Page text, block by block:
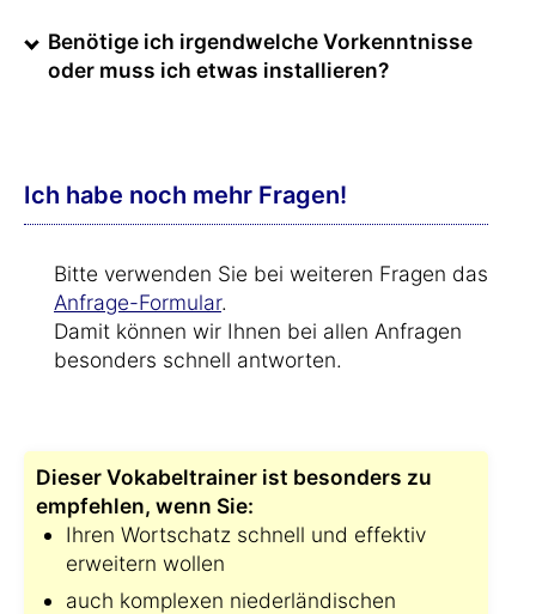
Benötige ich irgendwelche Vorkenntnisse
oder muss ich etwas installieren?
Ich habe noch mehr Fragen!
Bitte verwenden Sie bei weiteren Fragen das
Anfrage-Formular.
Damit können wir Ihnen bei allen Anfragen
besonders schnell antworten.
Dieser Vokabeltrainer ist besonders zu
empfehlen, wenn Sie:
Ihren Wortschatz schnell und effektiv
erweitern wollen
auch komplexen niederländischen